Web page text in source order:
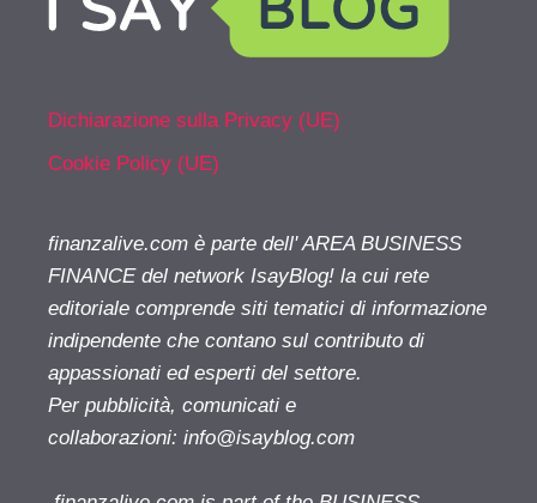
Dichiarazione sulla Privacy (UE)
Cookie Policy (UE)
finanzalive.com è parte dell' AREA BUSINESS
FINANCE del network IsayBlog! la cui rete
editoriale comprende siti tematici di informazione
indipendente che contano sul contributo di
appassionati ed esperti del settore.
Per pubblicità, comunicati e
collaborazioni: info@isayblog.com